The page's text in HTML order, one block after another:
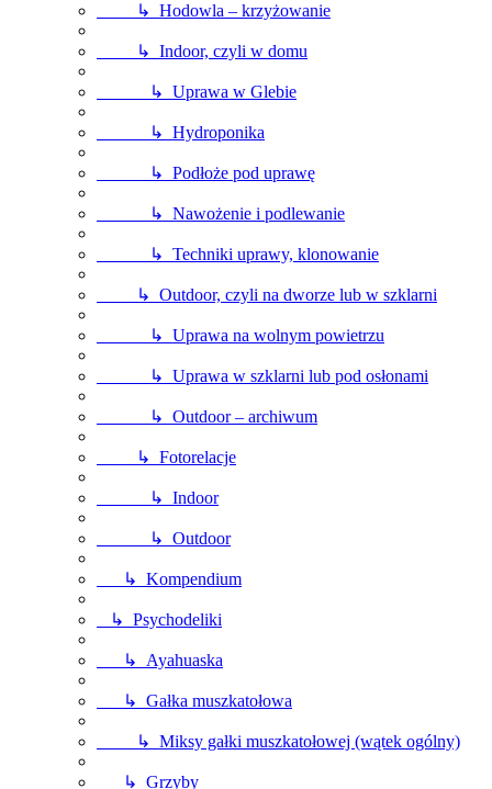
↳ Hodowla – krzyżowanie
↳ Indoor, czyli w domu
↳ Uprawa w Glebie
↳ Hydroponika
↳ Podłoże pod uprawę
↳ Nawożenie i podlewanie
↳ Techniki uprawy, klonowanie
↳ Outdoor, czyli na dworze lub w szklarni
↳ Uprawa na wolnym powietrzu
↳ Uprawa w szklarni lub pod osłonami
↳ Outdoor – archiwum
↳ Fotorelacje
↳ Indoor
↳ Outdoor
↳ Kompendium
↳ Psychodeliki
↳ Ayahuaska
↳ Gałka muszkatołowa
↳ Miksy gałki muszkatołowej (wątek ogólny)
↳ Grzyby